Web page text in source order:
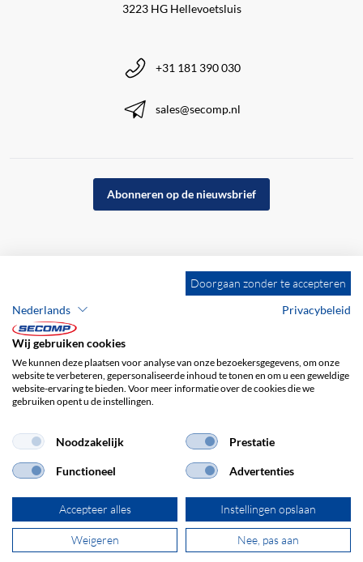
3223 HG Hellevoetsluis
+31 181 390 030
sales@secomp.nl
Abonneren op de nieuwsbrief
Bedrijfsgegevens
Privacybeleid
© 2026 SECOMP Nederland GmbH. Alle rechten voorbehouden.
powered by polynorm
Doorgaan zonder te accepteren
Nederlands
Privacybeleid
Wij gebruiken cookies
We kunnen deze plaatsen voor analyse van onze bezoekersgegevens, om onze
website te verbeteren, gepersonaliseerde inhoud te tonen en om u een geweldige
website-ervaring te bieden. Voor meer informatie over de cookies die we
gebruiken opent u de instellingen.
Noodzakelijk Prestatie
Functioneel Advertenties
Accepteer alles Instellingen opslaan
Weigeren Nee, pas aan